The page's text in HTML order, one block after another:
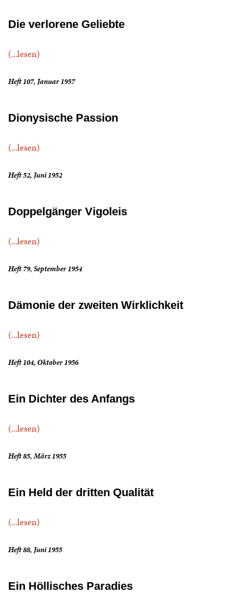
Die verlorene Geliebte
(...lesen)
Heft 107, Januar 1957
Dionysische Passion
(...lesen)
Heft 52, Juni 1952
Doppelgänger Vigoleis
(...lesen)
Heft 79, September 1954
Dämonie der zweiten Wirklichkeit
(...lesen)
Heft 104, Oktober 1956
Ein Dichter des Anfangs
(...lesen)
Heft 85, März 1955
Ein Held der dritten Qualität
(...lesen)
Heft 88, Juni 1955
Ein Höllisches Paradies